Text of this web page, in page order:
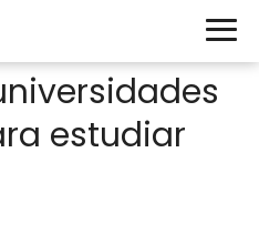
estudiar